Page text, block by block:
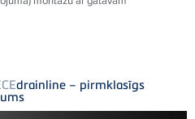
drainline – pirmklasīgs